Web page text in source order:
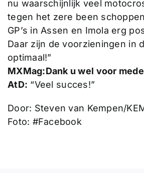
nu waarschijnlijk veel
tegen het zere been
GP’s in Assen en Imola erg
Daar zijn de voorzieningen in
optimaal!”
MXMag:Dank u wel voor
AtD: “Veel succes!”
Door: Steven van Kempen/
Foto: #Facebook